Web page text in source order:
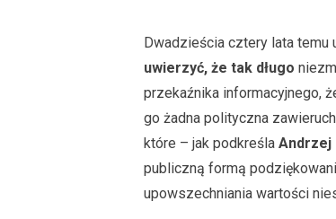
Dwadzieścia cztery lata temu
uwierzyć, że tak długo
przekaźnika informacyjnego,
go żadna polityczna
które – jak podkreślaAndrzej
publiczną formą
upowszechniania wartości